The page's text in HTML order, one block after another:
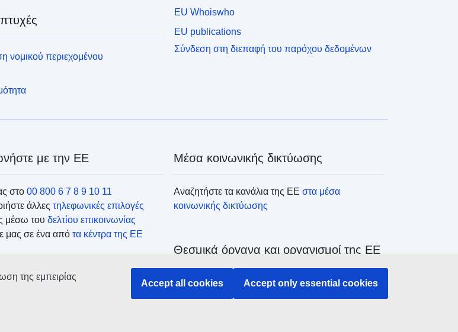
νομικού περιεχομένου
EU Whoiswho
EU publications
Σύνδεση στη διεπαφή του παρόχου δεδομένων
με την ΕΕ
στο 00 800 6 7 8 9 10 11
άλλες τηλεφωνικές επιλογές
μέσω του δελτίου επικοινωνίας
μας σε ένα από τα κέντρα της ΕΕ
Μέσα κοινωνικής δικτύωσης
Αναζητήστε τα κανάλια της ΕΕστα μέσα
κοινωνικής δικτύωσης
Θεσμικά όργανα και οργανισμοί της ΕΕ
Αναζήτηση όλων των θεσμικών και λοιπών
οργάνων και οργανισμών της ΕΕ
της εμπειρίας
Accept all cookies Accept only essential cookies